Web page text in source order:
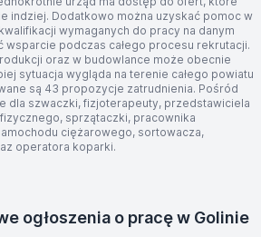
indziej. Dodatkowo można uzyskać pomoc w
wymaganych do pracy na danym
wsparcie podczas całego procesu rekrutacji.
oraz w budowlance może obecnie
sytuacja wygląda na terenie całego powiatu
są 43 propozycje zatrudnienia. Pośród
dla szwaczki, fizjoterapeuty, przedstawiciela
sprzątaczki, pracownika
ciężarowego, sortowacza,
operatora koparki.
ogłoszenia o pracę w Golinie